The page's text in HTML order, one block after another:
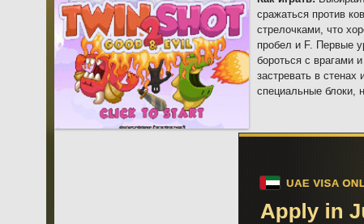
сражаться против
стрелочками, что
пробел и F. Первые
бороться с врагами
застревать в
специальные блоки,